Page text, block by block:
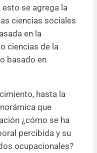
se agrega la
ciencias sociales
en la
ciencias de la
basado en
hasta la
que
¿cómo se ha
percibida y su
ocupacionales?